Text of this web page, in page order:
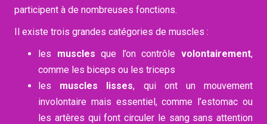
participent à de nombreuses fonctions.
Il existe trois grandes catégories de muscles :
les musclesque l’on contrôlevolontairement,
comme les biceps ou les triceps
les muscles lisses, qui ont un mouvement
involontaire mais essentiel, comme l’estomac ou
les artères qui font circuler le sang sans attention